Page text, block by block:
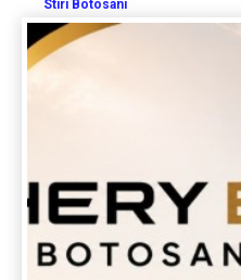
Stiri Botosani